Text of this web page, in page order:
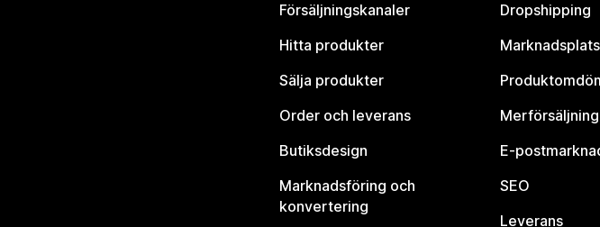
Försäljningskanaler
Hitta produkter
Sälja produkter
Order och leverans
Butiksdesign
Marknadsföring och
konvertering
Dropshipping
E-
SEO
Leverans